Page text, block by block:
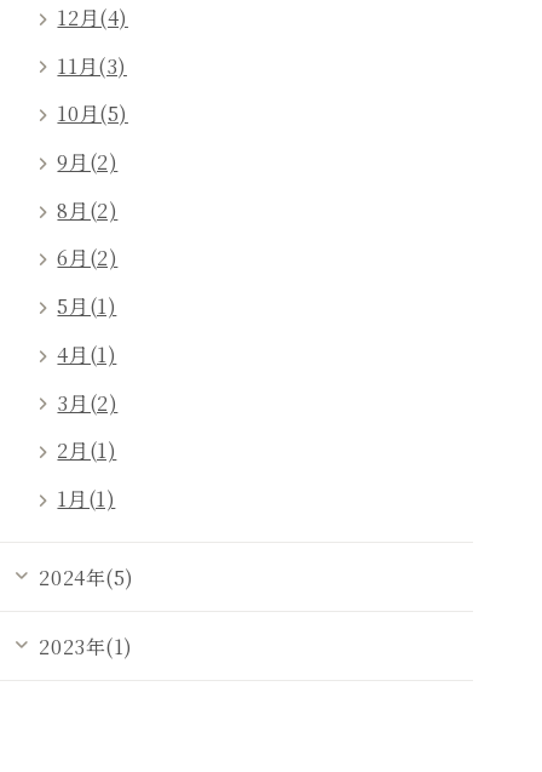
12月(4)
11月(3)
10月(5)
9月(2)
8月(2)
6月(2)
5月(1)
4月(1)
3月(2)
2月(1)
1月(1)
2024年(5)
2023年(1)